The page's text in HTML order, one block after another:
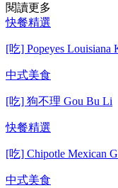
閱讀更多
快餐精選
[吃] Popeyes Louisiana
中式美食
[吃] 狗不理 Gou Bu Li
快餐精選
[吃] Chipotle Mexican
中式美食